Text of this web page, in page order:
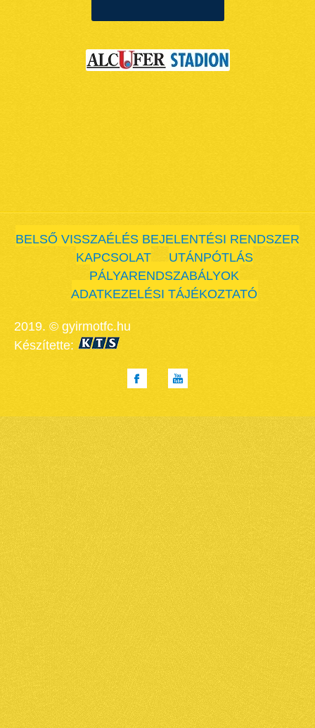
BELSŐ VISSZAÉLÉS BEJELENTÉSI RENDSZER
KAPCSOLAT
UTÁNPÓTLÁS
PÁLYARENDSZABÁLYOK
ADATKEZELÉSI TÁJÉKOZTATÓ
2019. © gyirmotfc.hu
Készítette: